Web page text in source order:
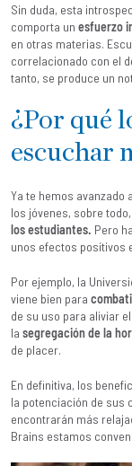
Sin duda, esta
comporta un esfuerzo
en otras materias.
correlacionado con el
tanto, se produce un
¿Por qué
escuchar
Ya te hemos
los jóvenes, sobre
los estudiantes. Pero
unos efectos positivos
Por ejemplo, la
viene bien para
de su uso para aliviar
la segregación de la
de placer.
En definitiva, los
la potenciación de sus
encontrarán más
Brains estamos